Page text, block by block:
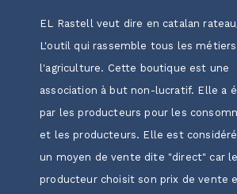
EL Rastell veut dire en catalan
L'outil qui rassemble tous les
l'agriculture. Cette boutique est une
association à but non-lucratif. Elle a
par les producteurs pour les
et les producteurs. Elle est
un moyen de vente dite "direct" car le
producteur choisit son prix de vente